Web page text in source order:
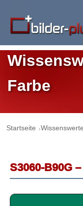
Farbe
Startseite
S3060-B90G